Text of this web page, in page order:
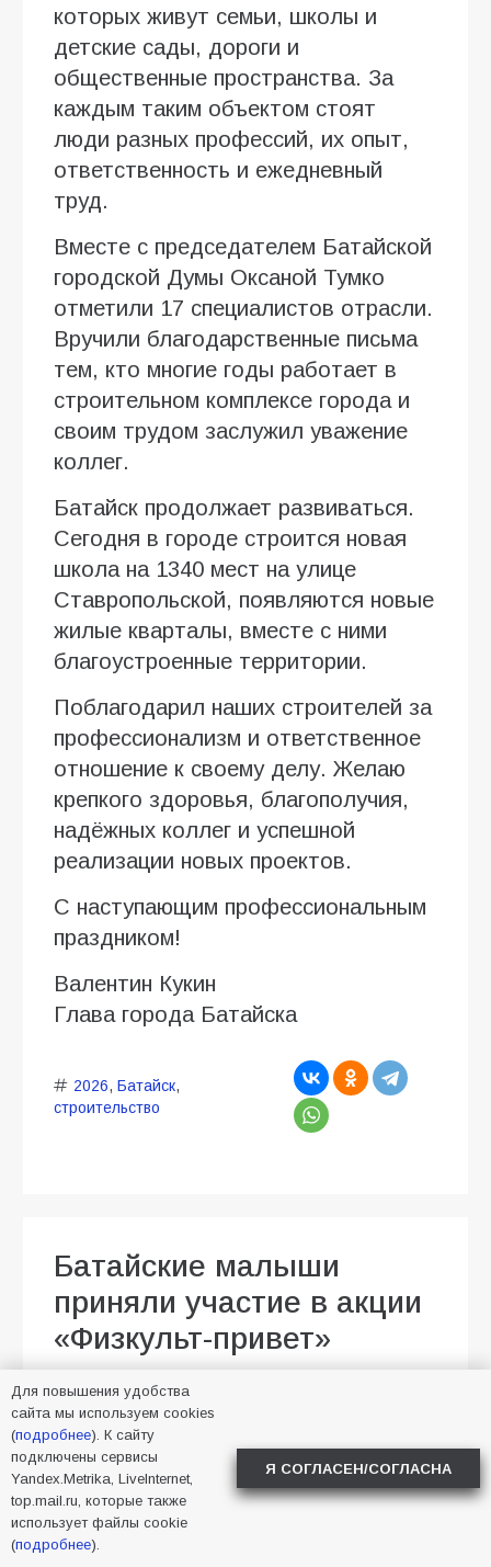
которых живут семьи, школы и
детские сады, дороги и
общественные пространства. За
каждым таким объектом стоят
люди разных профессий, их опыт,
ответственность и ежедневный
труд.
Вместе с председателем Батайской
городской Думы Оксаной Тумко
отметили 17 специалистов отрасли.
Вручили благодарственные письма
тем, кто многие годы работает в
строительном комплексе города и
своим трудом заслужил уважение
коллег.
Батайск продолжает развиваться.
Сегодня в городе строится новая
школа на 1340 мест на улице
Ставропольской, появляются новые
жилые кварталы, вместе с ними
благоустроенные территории.
Поблагодарил наших строителей за
профессионализм и ответственное
отношение к своему делу. Желаю
крепкого здоровья, благополучия,
надёжных коллег и успешной
реализации новых проектов.
С наступающим профессиональным
праздником!
Валентин Кукин
Глава города Батайска
2026, Батайск,
строительство
Батайские малыши
приняли участие в акции
«Физкульт-привет»
Новости в Батайске
Для повышения удобства
сайта мы используем cookies
(подробнее). К сайту
подключены сервисы
Yandex.Metrika, LiveInternet,
top.mail.ru, которые также
использует файлы cookie
(подробнее).
Я СОГЛАСЕН/СОГЛАСНА